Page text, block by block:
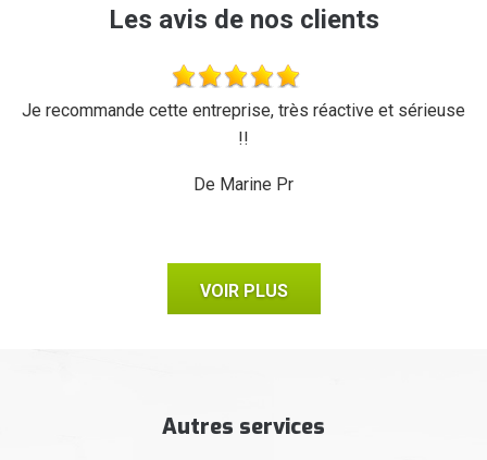
Les avis de nos clients
Je recommande cette entreprise, très réactive et sérieuse
!!
De Marine Pr
VOIR PLUS
Autres services